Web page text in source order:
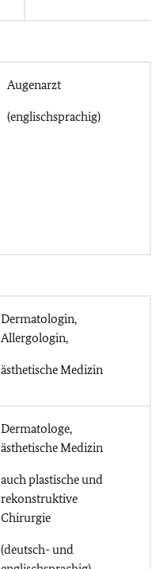
Augenarzt
(englischsprachig)
Dermatologin,
Allergologin,
ästhetische Medizin
Dermatologe,
ästhetische Medizin
auch plastische und
rekonstruktive
Chirurgie
(deutsch- und